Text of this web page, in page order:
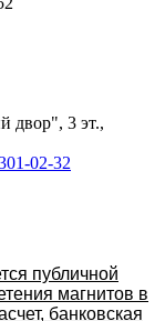
двор", 3 эт.,
02-32
публичной
магнитов в
банковская